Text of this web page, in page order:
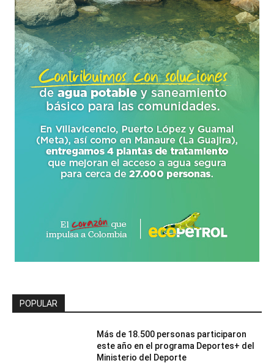
POPULAR
Más de 18.500 personas participaron
este año en el programa Deportes+ del
Ministerio del Deporte